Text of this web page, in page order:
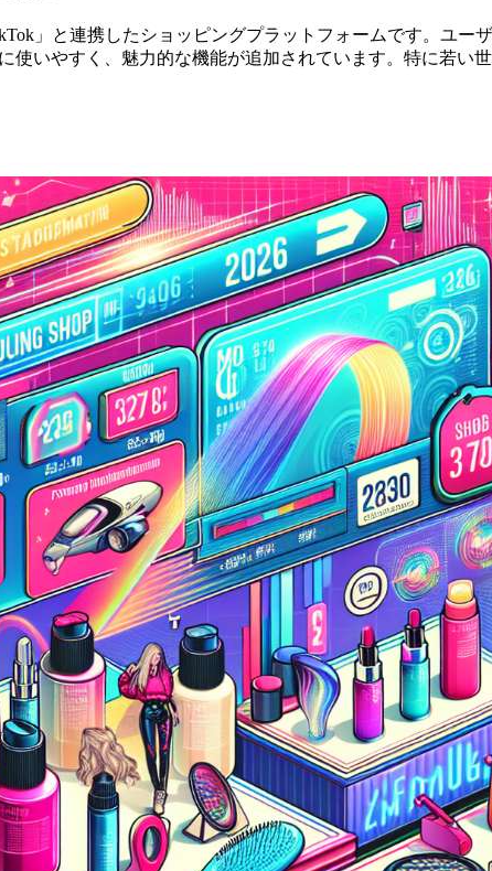
」と連携したショッピングプラットフォームです。ユ
使いやすく、魅力的な機能が追加されています。特に若い